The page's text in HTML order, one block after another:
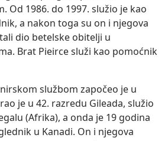
Od 1986. do 1997. služio je kao
a nakon toga su on i njegova
dio betelske obitelji u
Brat Pieirce služi kao pomoćnik
službom započeo je u
je u 42. razredu Gileada, služio
(Afrika), a onda je 19 godina
u Kanadi. On i njegova